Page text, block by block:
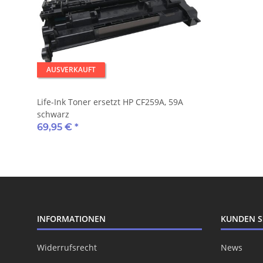
AUSVERKAUFT
Life-Ink Toner ersetzt HP CF259A, 59A
schwarz
69,95 € *
INFORMATIONEN
Widerrufsrecht
KUNDEN
News